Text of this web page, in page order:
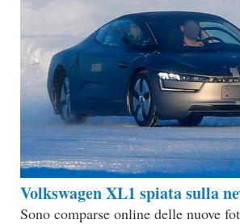
Volkswagen XL1 spiata sulla
Sono comparse online delle nuove